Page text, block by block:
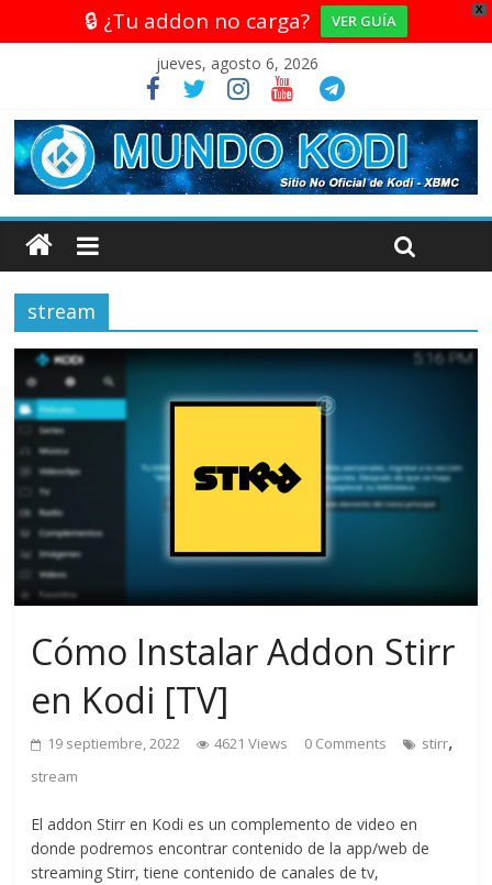
X
🔒 ¿Tu addon no carga? VER GUÍA
jueves, agosto 6, 2026
stream
Cómo Instalar Addon Stirr
en Kodi [TV]
19 septiembre, 2022 4621 Views 0 Comments stirr,
stream
El addon Stirr en Kodi es un complemento de video en
donde podremos encontrar contenido de la app/web de
streaming Stirr, tiene contenido de canales de tv,